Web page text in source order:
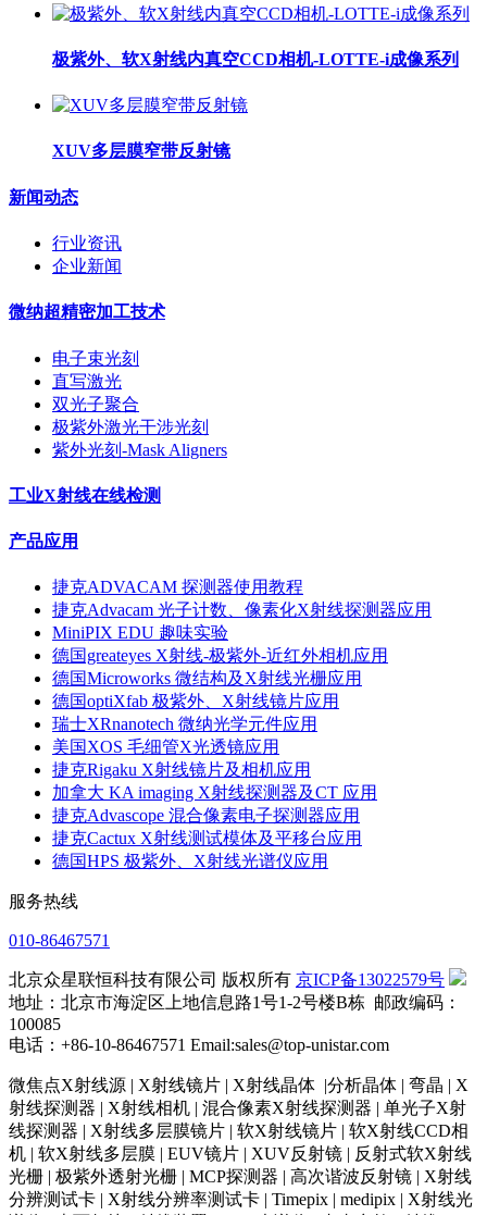
极紫外、软X射线内真空CCD相机-LOTTE-i成像系列
XUV多层膜窄带反射镜
新闻动态
行业资讯
企业新闻
微纳超精密加工技术
电子束光刻
直写激光
双光子聚合
极紫外激光干涉光刻
紫外光刻-Mask Aligners
工业X射线在线检测
产品应用
捷克ADVACAM 探测器使用教程
捷克Advacam 光子计数、像素化X射线探测器应用
MiniPIX EDU 趣味实验
德国greateyes X射线-极紫外-近红外相机应用
德国Microworks 微结构及X射线光栅应用
德国optiXfab 极紫外、X射线镜片应用
瑞士XRnanotech 微纳光学元件应用
美国XOS 毛细管X光透镜应用
捷克Rigaku X射线镜片及相机应用
加拿大 KA imaging X射线探测器及CT 应用
捷克Advascope 混合像素电子探测器应用
捷克Cactux X射线测试模体及平移台应用
德国HPS 极紫外、X射线光谱仪应用
服务热线
010-86467571
北京众星联恒科技有限公司 版权所有 京ICP备13022579号
地址：北京市海淀区上地信息路1号1-2号楼B栋 邮政编码：
100085
电话：+86-10-86467571 Email:sales@top-unistar.com
微焦点X射线源 | X射线镜片 | X射线晶体 |分析晶体 | 弯晶 | X
射线探测器 | X射线相机 | 混合像素X射线探测器 | 单光子X射
线探测器 | X射线多层膜镜片 | 软X射线镜片 | 软X射线CCD相
机 | 软X射线多层膜 | EUV镜片 | XUV反射镜 | 反射式软X射线
光栅 | 极紫外透射光栅 | MCP探测器 | 高次谐波反射镜 | X射线
分辨测试卡 | X射线分辨率测试卡 | Timepix | medipix | X射线光